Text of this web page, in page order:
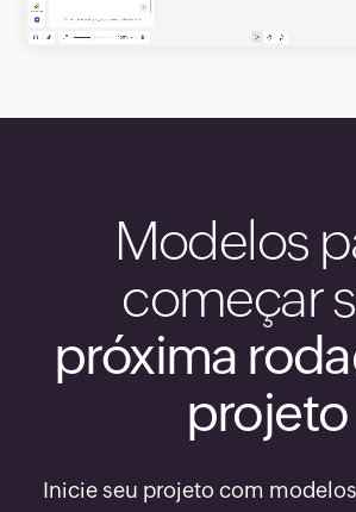
Modelos
começar
próxima
projeto
Inicie seu projeto com